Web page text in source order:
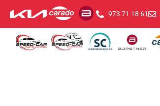
973 71 18 61